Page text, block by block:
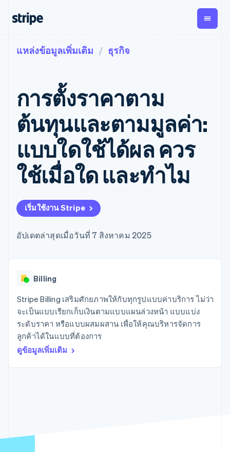
การชำระเงิน
การชำระเงิน
ออนไลน์
Payment links
การชำระเงิน
แบบไม่ต้อง
เขียนโค้ด
Checkout
UI การชำระ
เงินสำเร็จรูป
Elements
องค์ประกอบ UI
วิธีการชำระ
เงิน
มากกว่า 125
Authorization
ยกระดับการ
ชำระเงิน
Link
รวดเร็วขึ้น
รายรับ
แบบแผนล่วง
หน้า
Metronome
การเรียกเก็บ
เงินตามการ
ใช้งาน
การชำระเงิน
ตามรอบบิล
การชำระเงิน
ตามรอบบิล
Invoicing
ตามแบบแผน
ล่วงหน้า
Tax
ขายและ VAT
ทำบัญชี
Sigma
รายงานที่
ออกแบบเอง
Data
Pipeline
Global
เบิกจ่าย
ให้กับ
บุคคลที่
สาม
การชำ
เงินสำ
Radar
ตามขั้น
ตามกรณีใช้งาน
การค้าแบบใช้เอเจนต์
อีคอมเมิร์ซ
บริการทางการเงินที่ผสาน
รวมในตัว
การทำงานอัตโนมัติด้าน
ธุรกิจทั่วโลก
การชำระเงินในแอป
มาร์เก็ตเพลส
การจัดการเงิน
แพลตฟอร์ม
บริษัท AI
แวดวงครีเอเตอร์
เกม
การบริการ การเดินทาง
สื่อและความบันเทิง
เอกสารประกอบ
ไลบรารีและ SDK
Stripe Apps
คู่มือ
รับการชำระเงินออนไลน์
ติดตั้งใช้งานการชำระเงิน
สำเร็จรูป
มาร์เก็ตเพลส
จัดการการชำระเงินตาม
รอบบิล
เสนอการเรียกเก็บเงินตาม
การใช้งาน
แหล่งข้อมูล
การเชื่อมต่อการทำงาน
บล็อกของนักพัฒนา
เรียนรู้
คู่มือ
การสนับสนุน
รับการสนับสนุน
แพ็กเกจการสนับสนุนที่ได้
รับการจัดการ
บริการเฉพาะทาง
การติดต่อ
ติดต่อฝ่ายขาย
แหล่งข้อมูลเพิ่มเติม ธุรกิจ
การตั้งราคาตาม
ต้นทุนและตามมูลค่า:
แบบใดใช้ได้ผล ควร
ใช้เมื่อใด และทำไม
เริ่มใช้งาน Stripe
อัปเดตล่าสุดเมื่อวันที่ 7 สิงหาคม 2025
Billing
Stripe Billing เสริมศักยภาพให้กับทุกรูปแบบค่าบริการ ไม่ว่า
จะเป็นแบบเรียกเก็บเงินตามแบบแผนล่วงหน้า แบบแบ่ง
ระดับราคา หรือแบบผสมผสาน เพื่อให้คุณบริหารจัดการ
ลูกค้าได้ในแบบที่ต้องการ
ดูข้อมูลเพิ่มเติม